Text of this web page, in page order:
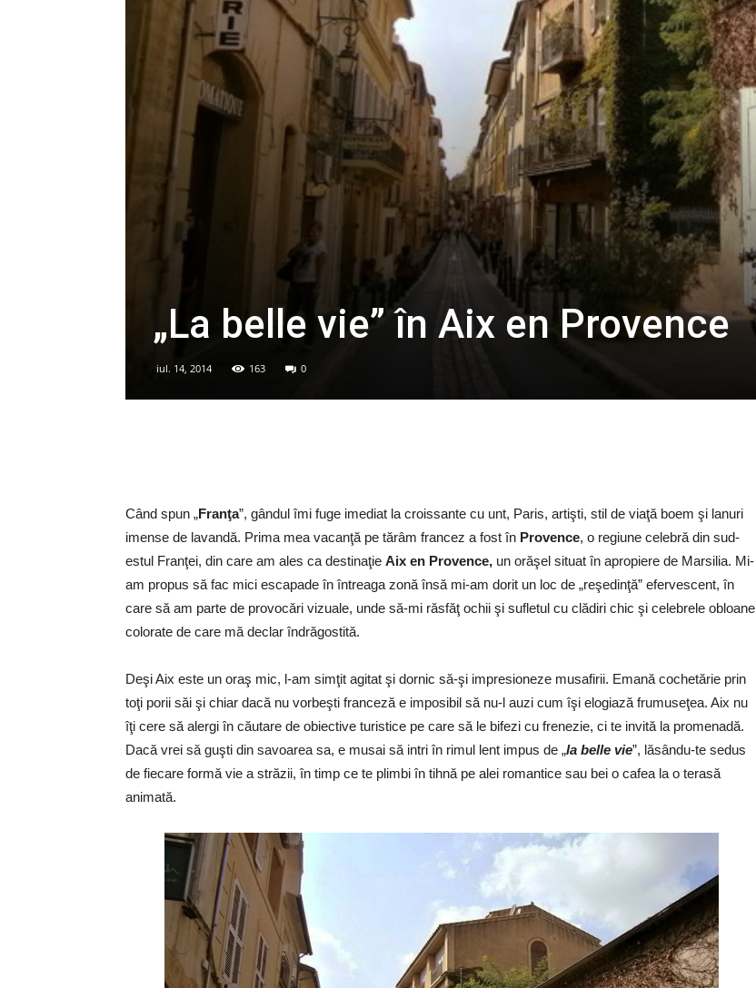
„La belle vie” în Aix en Provence
iul. 14, 2014 163 0
Când spun „Franţa”, gândul îmi fuge imediat la croissante cu unt, Paris, artişti, stil de viaţă boem şi lanuri
imense de lavandă. Prima mea vacanţă pe tărâm francez a fost în Provence, o regiune celebră din sud-
estul Franţei, din care am ales ca destinaţie Aix en Provence, un orăşel situat în apropiere de Marsilia. Mi-
am propus să fac mici escapade în întreaga zonă însă mi-am dorit un loc de „reşedinţă” efervescent, în
care să am parte de provocări vizuale, unde să-mi răsfăţ ochii şi sufletul cu clădiri chic şi celebrele obloane
colorate de care mă declar îndrăgostită.
Deşi Aix este un oraş mic, l-am simţit agitat şi dornic să-şi impresioneze musafirii. Emană cochetărie prin
toţi porii săi şi chiar dacă nu vorbeşti franceză e imposibil să nu-l auzi cum îşi elogiază frumuseţea. Aix nu
îţi cere să alergi în căutare de obiective turistice pe care să le bifezi cu frenezie, ci te invită la promenadă.
Dacă vrei să guşti din savoarea sa, e musai să intri în rimul lent impus de „la belle vie”, lăsându-te sedus
de fiecare formă vie a străzii, în timp ce te plimbi în tihnă pe alei romantice sau bei o cafea la o terasă
animată.